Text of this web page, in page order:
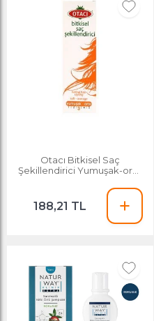
Otacı Bitkisel Saç
Şekillendirici Yumuşak-orta
188,21 TL